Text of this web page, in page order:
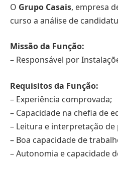
O Grupo Casais, empresa
curso a análise de
Missão da Função:
– Responsável por
Requisitos da Função:
– Experiência comprovada;
– Capacidade na chefia de
– Leitura e interpretação
– Boa capacidade de
– Autonomia e capacidade